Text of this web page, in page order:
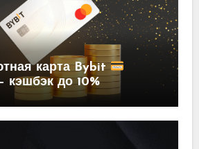
карта Bybit
кэшбэк до 10%